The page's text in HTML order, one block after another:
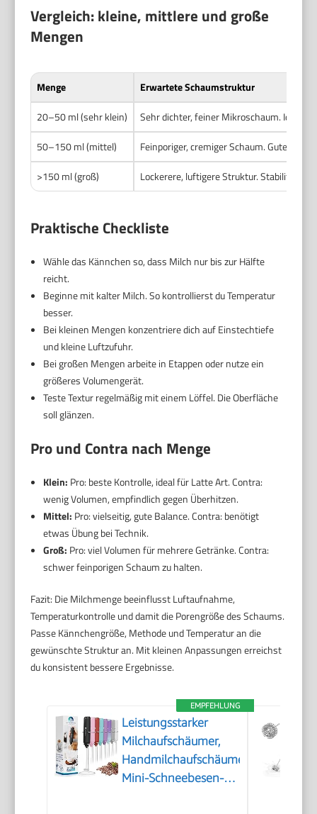
Vergleich: kleine, mittlere und große
Mengen
Menge
Erwartete Schaumstruktur
20–50 ml (sehr klein)
Sehr dichter, feiner Mikroschaum. Ideal
50–150 ml (mittel)
Feinporiger, cremiger Schaum. Gute
>150 ml (groß)
Lockerere, luftigere Struktur. Stabilität
Praktische Checkliste
Wähle das Kännchen so, dass Milch nur bis zur Hälfte
reicht.
Beginne mit kalter Milch. So kontrollierst du Temperatur
besser.
Bei kleinen Mengen konzentriere dich auf Einstechtiefe
und kleine Luftzufuhr.
Bei großen Mengen arbeite in Etappen oder nutze ein
größeres Volumengerät.
Teste Textur regelmäßig mit einem Löffel. Die Oberfläche
soll glänzen.
Pro und Contra nach Menge
Klein: Pro: beste Kontrolle, ideal für Latte Art. Contra:
wenig Volumen, empfindlich gegen Überhitzen.
Mittel: Pro: vielseitig, gute Balance. Contra: benötigt
etwas Übung bei Technik.
Groß: Pro: viel Volumen für mehrere Getränke. Contra:
schwer feinporigen Schaum zu halten.
Fazit: Die Milchmenge beeinflusst Luftaufnahme,
Temperaturkontrolle und damit die Porengröße des Schaums.
Passe Kännchengröße, Methode und Temperatur an die
gewünschte Struktur an. Mit kleinen Anpassungen erreichst
du konsistent bessere Ergebnisse.
EMPFEHLUNG
Leistungsstarker
Milchaufschäumer,
Handmilchaufschäumer,
Mini-Schneebesen-